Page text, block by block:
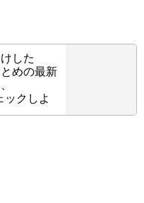
した
めの最新
ックしよ